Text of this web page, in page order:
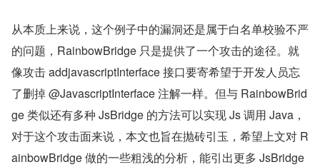
从本质上来说，这个例子中的漏洞还是属于白名单校验不严
的问题，RainbowBridge 只是提供了一个攻击的途径。就
像攻击 addjavascriptInterface 接口要寄希望于开发人员忘
了删掉 @JavascriptInterface 注解一样。但与 RainbowBrid
ge 类似还有多种 JsBridge 的方法可以实现 Js 调用 Java，
对于这个攻击面来说，本文也旨在抛砖引玉，希望上文对 R
ainbowBridge 做的一些粗浅的分析，能引出更多 JsBridge